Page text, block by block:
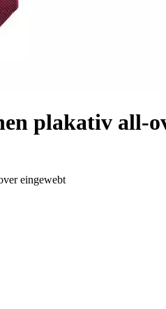
plakativ all-
eingewebt